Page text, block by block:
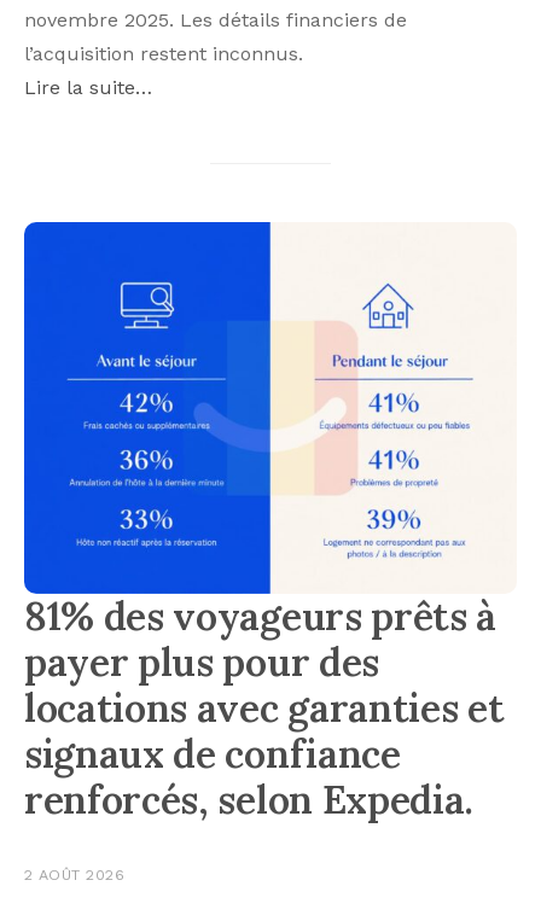
novembre 2025. Les détails financiers de
l’acquisition restent inconnus.
Lire la suite…
81% des voyageurs prêts à
payer plus pour des
locations avec garanties et
signaux de confiance
renforcés, selon Expedia.
2 AOÛT 2026